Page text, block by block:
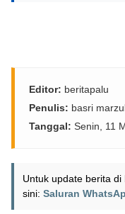
Editor: beritapalu
Penulis: basri
Tanggal: Senin, 11
Untuk update berita di
sini: Saluran